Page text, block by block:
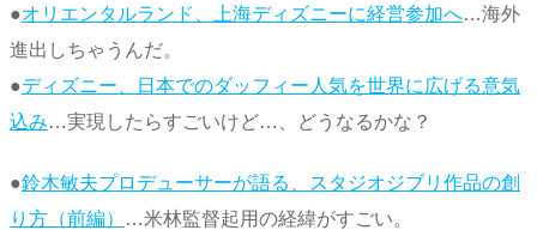
●オリエンタルランド、上海ディズニーに経営参加へ…海外
進出しちゃうんだ。
●ディズニー、日本でのダッフィー人気を世界に広げる意気
込み…実現したらすごいけど…、どうなるかな？
●鈴木敏夫プロデューサーが語る、スタジオジブリ作品の創
り方（前編）
…米林監督起用の経緯がすごい。